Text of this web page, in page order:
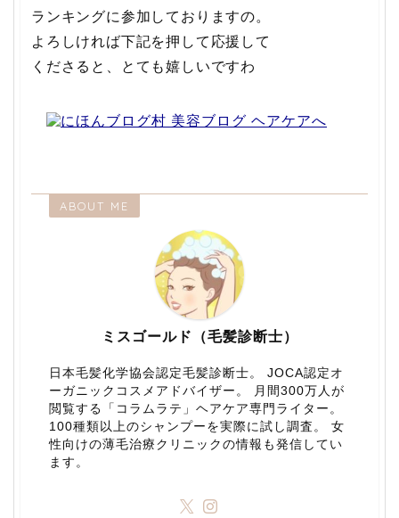
ランキングに参加しておりますの。
よろしければ下記を押して応援して
くださると、とても嬉しいですわ
ABOUT ME
ミスゴールド（毛髪診断士）
日本毛髪化学協会認定毛髪診断士。 JOCA認定オ
ーガニックコスメアドバイザー。 月間300万人が
閲覧する「コラムラテ」ヘアケア専門ライター。
100種類以上のシャンプーを実際に試し調査。 女
性向けの薄毛治療クリニックの情報も発信してい
ます。